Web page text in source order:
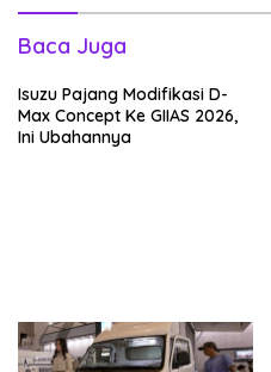
Baca Juga
Isuzu Pajang Modifikasi D-
Max Concept Ke GIIAS 2026,
Ini Ubahannya